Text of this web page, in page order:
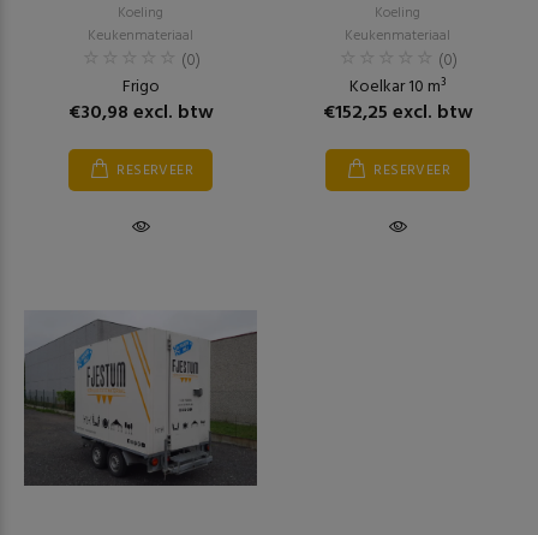
Koeling
Keukenmateriaal
(0)
Frigo
€30,98 excl. btw
RESERVEER
Koeling
Keukenmateriaal
(0)
Koelkar 10 m³
€152,25 excl. btw
RESERVEER